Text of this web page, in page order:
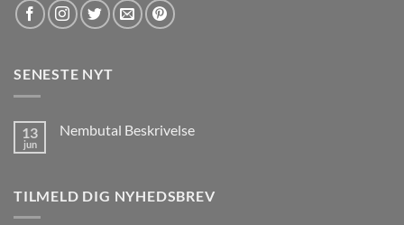
SENESTE NYT
13
jun
Nembutal Beskrivelse
Beskrivelse
TILMELD DIG NYHEDSBREV